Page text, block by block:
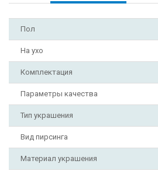
Пол
На ухо
Комплектация
Параметры качества
Тип украшения
Вид пирсинга
Материал украшения